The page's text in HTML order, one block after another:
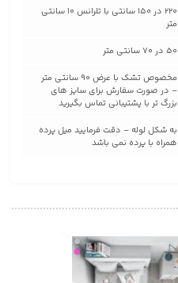
220 در 150 سانتی با تلرانس 10 سانتی
متر
50 در 70 سانتی متر
مخصوص تشک با عرض 90 سانتی متر
– در صورت سفارش برای سایز های
بزرگ تر با پشتیبانی تماس بگیرید
به شکل لوله – دقت فرمایید میل پرده
همراه با پرده نمی باشد